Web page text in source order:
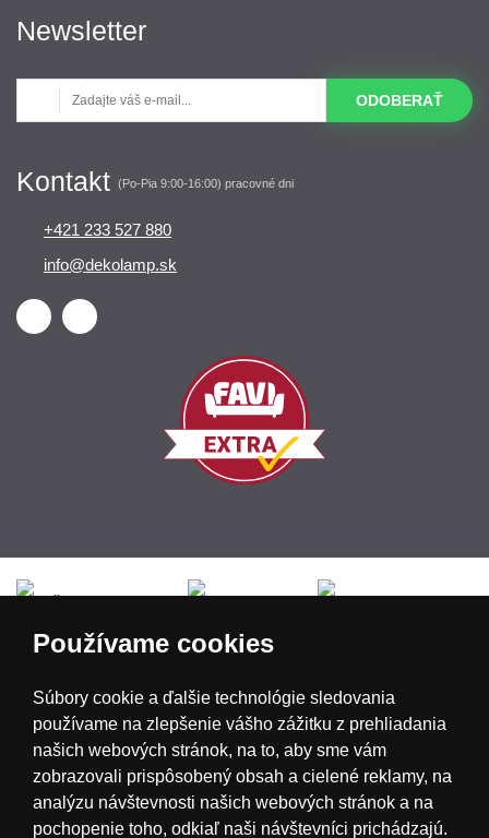
Newsletter
ODOBERAŤ
Kontakt (Po-Pia 9:00-16:00) pracovné dni
+421 233 527 880
info@dekolamp.sk
Používame cookies
Súbory cookie a ďalšie technológie sledovania
používame na zlepšenie vášho zážitku z prehliadania
našich webových stránok, na to, aby sme vám
zobrazovali prispôsobený obsah a cielené reklamy, na
analýzu návštevnosti našich webových stránok a na
pochopenie toho, odkiaľ naši návštevníci prichádzajú.